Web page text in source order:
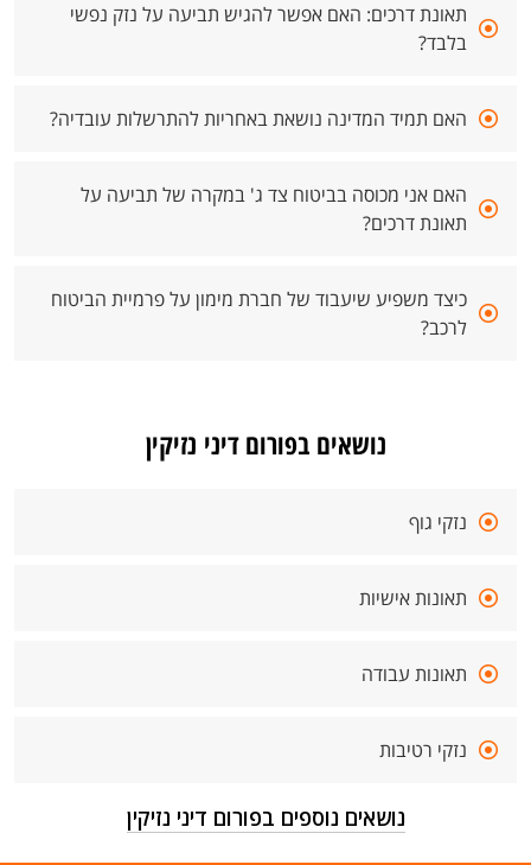
תאונת דרכים: האם אפשר להגיש תביעה על נזק נפשי
בלבד?
האם תמיד המדינה נושאת באחריות להתרשלות עובדיה?
האם אני מכוסה בביטוח צד ג' במקרה של תביעה על
תאונת דרכים?
כיצד משפיע שיעבוד של חברת מימון על פרמיית הביטוח
לרכב?
נושאים בפורום דיני נזיקין
נזקי גוף
תאונות אישיות
תאונות עבודה
נזקי רטיבות
נושאים נוספים בפורום דיני נזיקין